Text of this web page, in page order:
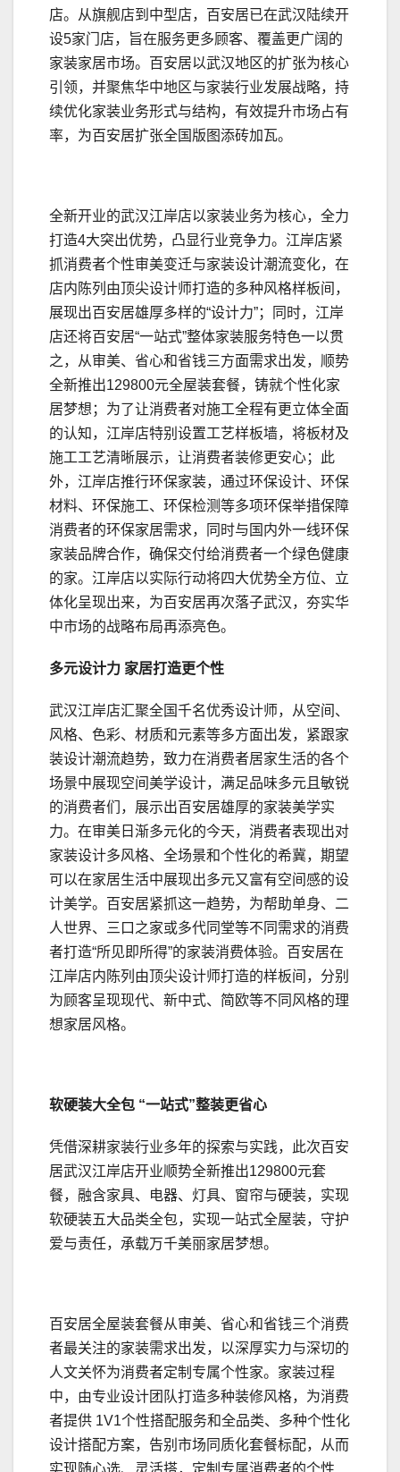
店。从旗舰店到中型店，百安居已在武汉陆续开
设5家门店，旨在服务更多顾客、覆盖更广阔的
家装家居市场。百安居以武汉地区的扩张为核心
引领，并聚焦华中地区与家装行业发展战略，持
续优化家装业务形式与结构，有效提升市场占有
率，为百安居扩张全国版图添砖加瓦。
全新开业的武汉江岸店以家装业务为核心，全力
打造4大突出优势，凸显行业竞争力。江岸店紧
抓消费者个性审美变迁与家装设计潮流变化，在
店内陈列由顶尖设计师打造的多种风格样板间，
展现出百安居雄厚多样的“设计力”；同时，江岸
店还将百安居“一站式”整体家装服务特色一以贯
之，从审美、省心和省钱三方面需求出发，顺势
全新推出129800元全屋装套餐，铸就个性化家
居梦想；为了让消费者对施工全程有更立体全面
的认知，江岸店特别设置工艺样板墙，将板材及
施工工艺清晰展示，让消费者装修更安心；此
外，江岸店推行环保家装，通过环保设计、环保
材料、环保施工、环保检测等多项环保举措保障
消费者的环保家居需求，同时与国内外一线环保
家装品牌合作，确保交付给消费者一个绿色健康
的家。江岸店以实际行动将四大优势全方位、立
体化呈现出来，为百安居再次落子武汉，夯实华
中市场的战略布局再添亮色。
多元设计力 家居打造更个性
武汉江岸店汇聚全国千名优秀设计师，从空间、
风格、色彩、材质和元素等多方面出发，紧跟家
装设计潮流趋势，致力在消费者居家生活的各个
场景中展现空间美学设计，满足品味多元且敏锐
的消费者们，展示出百安居雄厚的家装美学实
力。在审美日渐多元化的今天，消费者表现出对
家装设计多风格、全场景和个性化的希冀，期望
可以在家居生活中展现出多元又富有空间感的设
计美学。百安居紧抓这一趋势，为帮助单身、二
人世界、三口之家或多代同堂等不同需求的消费
者打造“所见即所得”的家装消费体验。百安居在
江岸店内陈列由顶尖设计师打造的样板间，分别
为顾客呈现现代、新中式、简欧等不同风格的理
想家居风格。
软硬装大全包 “一站式”整装更省心
凭借深耕家装行业多年的探索与实践，此次百安
居武汉江岸店开业顺势全新推出129800元套
餐，融含家具、电器、灯具、窗帘与硬装，实现
软硬装五大品类全包，实现一站式全屋装，守护
爱与责任，承载万千美丽家居梦想。
百安居全屋装套餐从审美、省心和省钱三个消费
者最关注的家装需求出发，以深厚实力与深切的
人文关怀为消费者定制专属个性家。家装过程
中，由专业设计团队打造多种装修风格，为消费
者提供 1V1个性搭配服务和全品类、多种个性化
设计搭配方案，告别市场同质化套餐标配，从而